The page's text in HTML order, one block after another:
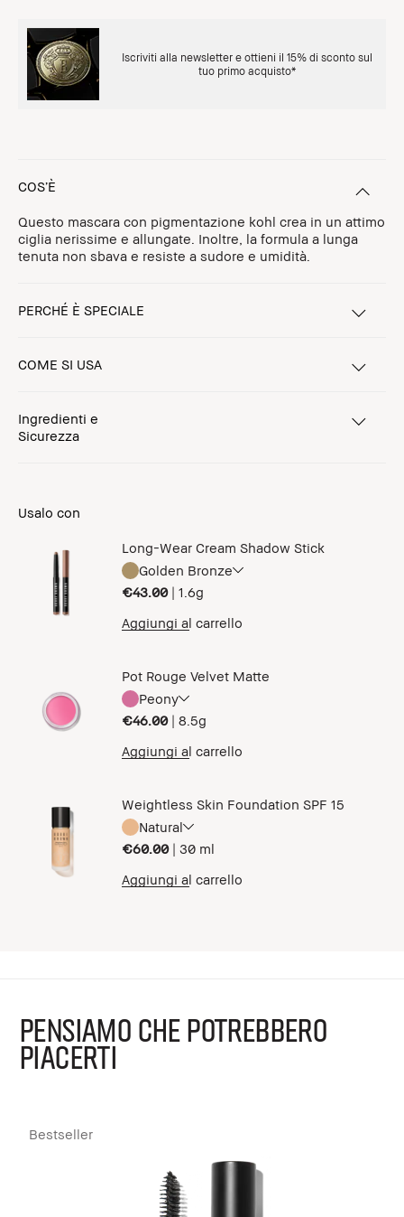
Iscriviti alla newsletter e ottieni il 15% di sconto sul
tuo primo acquisto*
COS’È
Questo mascara con pigmentazione kohl crea in un attimo
ciglia nerissime e allungate. Inoltre, la formula a lunga
tenuta non sbava e resiste a sudore e umidità.
PERCHÉ È SPECIALE
COME SI USA
Ingredienti e
Sicurezza
Usalo con
Long-Wear Cream Shadow Stick
Golden Bronze
€43.00 | 1.6g
Aggiungi al carrello
Pot Rouge Velvet Matte
Peony
€46.00 | 8.5g
Aggiungi al carrello
Weightless Skin Foundation SPF 15
Natural
€60.00 | 30 ml
Aggiungi al carrello
PENSIAMO CHE POTREBBERO
PIACERTI
Bestseller